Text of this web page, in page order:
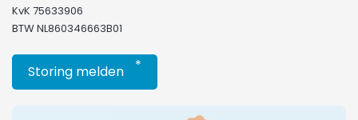
KvK 75633906
BTW NL860346663B01
Storing melden *